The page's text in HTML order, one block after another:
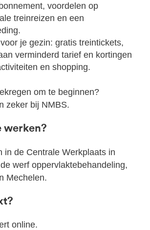
voordelen op
treinreizen en een
je gezin: gratis treintickets,
verminderd tarief en kortingen
en shopping.
om te beginnen?
zeker bij NMBS.
werken?
in de Centrale Werkplaats in
werf oppervlaktebehandeling,
Mechelen.
online.